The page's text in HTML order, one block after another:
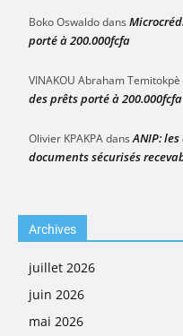
Boko Oswaldodans
porté à 200.000fcfa
VINAKOU Abraham Temitokpè
des prêts porté à 200.000fcfa
Olivier KPAKPAdansANIP:
documents sécurisés
Archives
juillet 2026
juin 2026
mai 2026